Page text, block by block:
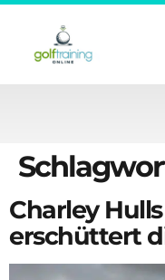
Charley
erschüttert